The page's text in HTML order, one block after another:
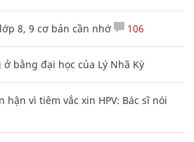
8, 9 cơ bản cần nhớ 106
bằng đại học của Lý Nhã Kỳ
vì tiêm vắc xin HPV: Bác sĩ nói